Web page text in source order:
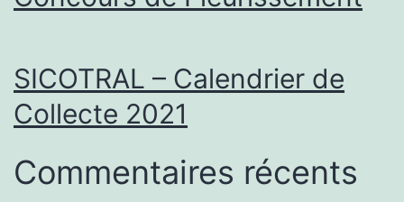
SICOTRAL – Calendrier de
Collecte 2021
Commentaires récents